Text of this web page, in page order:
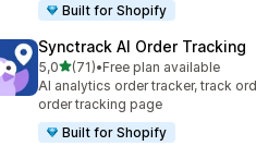
Built for Shopify
Synctrack AI Order Tracking
5,0de 5 estrelas
(71)
71 total de avaliações
•Free plan available
AI analytics order tracker, track
order tracking page
Built for Shopify